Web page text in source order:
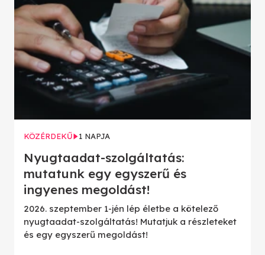
KÖZÉRDEKŰ 1 NAPJA
Nyugtaadat-szolgáltatás:
mutatunk egy egyszerű és
ingyenes megoldást!
2026. szeptember 1-jén lép életbe a kötelező
nyugtaadat-szolgáltatás! Mutatjuk a részleteket
és egy egyszerű megoldást!